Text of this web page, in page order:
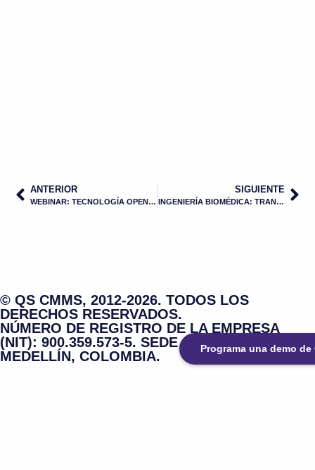
Programa una demo de
ANTERIOR
WEBINAR: TECNOLOGÍA OPEN SOURCE IMPULSA LA INDUSTRIA 4.0 EN SALUD
SIGUIENTE
INGENIERÍA BIOMÉDICA: TRANSFORMAR CÁNCER DE PULMÓN EN CRÓNICO
© QS CMMS, 2012-2026. TODOS LOS
DERECHOS RESERVADOS.
NÚMERO DE REGISTRO DE LA EMPRESA
(NIT): 900.359.573-5. SEDE CENTRAL:
MEDELLÍN, COLOMBIA.